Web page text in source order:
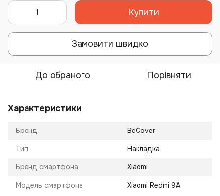
Купити
Замовити швидко
До обраного Порівняти
Характеристики
Бренд BeCover
Тип Накладка
Бренд смартфона Xiaomi
Модель смартфона Xiaomi Redmi 9A